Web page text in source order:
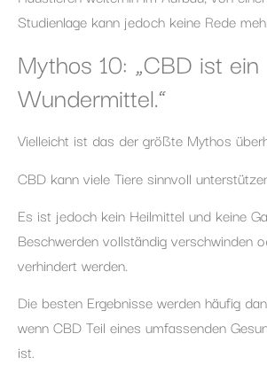
Studienlage kann jedoch keine Rede
Mythos 10: „CBD ist ein
Wundermittel.“
Vielleicht ist das der größte Mythos
CBD kann viele Tiere sinnvoll
Es ist jedoch kein Heilmittel und keine
Beschwerden vollständig verschwinden
verhindert werden.
Die besten Ergebnisse werden häufig
wenn CBD Teil eines umfassenden
ist.